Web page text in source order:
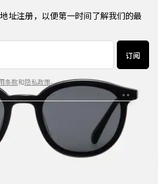
址注册，以便第一时间了解我们的最
订阅
条款和隐私政策。